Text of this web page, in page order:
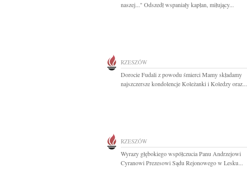
naszej..." Odszedł wspaniały kapłan, miłujący...
RZESZÓW
Dorocie Fudali z powodu śmierci Mamy składamy
najszczersze kondolencje Koleżanki i Koledzy oraz...
RZESZÓW
Wyrazy głębokiego współczucia Panu Andrzejowi
Cyranowi Prezesowi Sądu Rejonowego w Lesku...